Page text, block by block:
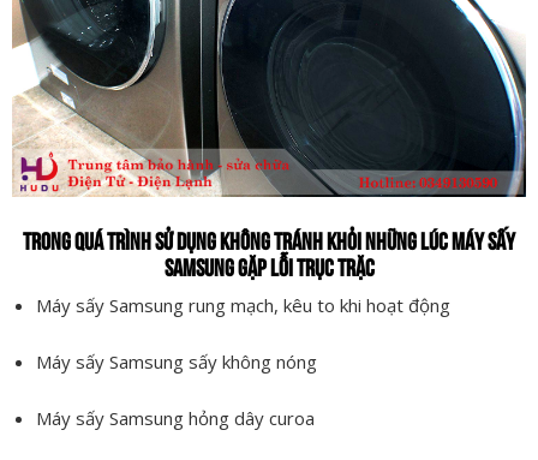
TRONG QUÁ TRÌNH SỬ DỤNG KHÔNG TRÁNH KHỎI NHỮNG LÚC MÁY SẤY
SAMSUNG GẶP LỖI TRỤC TRẶC
Máy sấy Samsung rung mạch, kêu to khi hoạt động
Máy sấy Samsung sấy không nóng
Máy sấy Samsung hỏng dây curoa